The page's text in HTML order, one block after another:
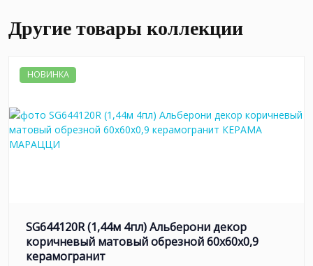
Другие товары коллекции
НОВИНКА
SG644120R (1,44м 4пл) Альберони декор
коричневый матовый обрезной 60x60x0,9
керамогранит